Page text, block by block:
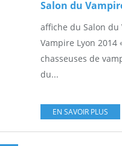
Salon du
affiche du Salon du
Vampire Lyon 2014
chasseuses de
du...
EN SAVOIR PLUS